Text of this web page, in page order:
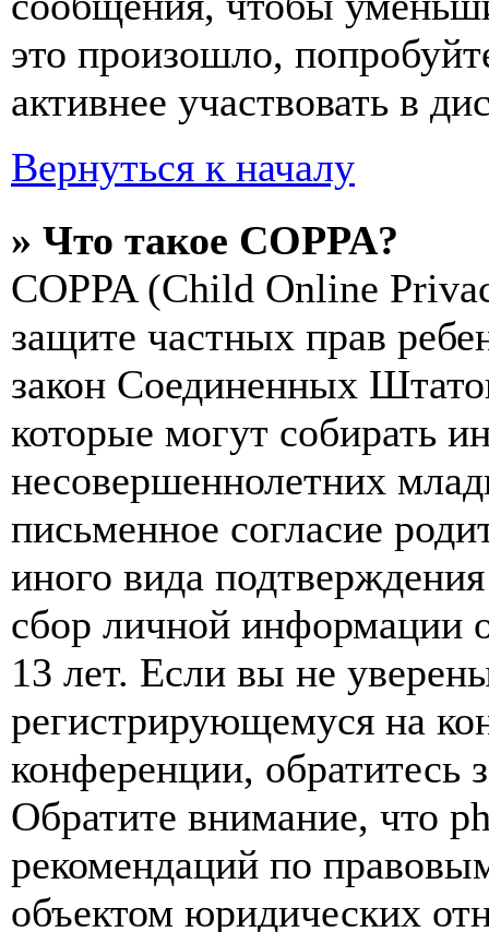
это произошло,
активнее участвовать в
Вернуться к началу
» Что такое COPPA?
COPPA (Child Online
защите частных прав
закон Соединенных
которые могут собирать
несовершеннолетних
письменное согласие
иного вида
сбор личной информации
13 лет. Если вы не
регистрирующемуся на
конференции, обратитесь
Обратите внимание, что
рекомендаций по
объектом юридических